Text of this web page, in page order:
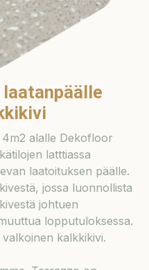
laatanpäälle
alalle Dekofloor
latttiassa
laatoituksen päälle.
jossa luonnollista
johtuen
lopputuloksessa.
kalkkikivi.